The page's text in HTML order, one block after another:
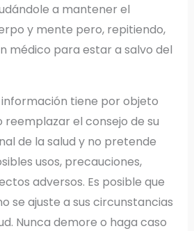
a mantener el
y mente pero, repitiendo,
médico para estar a salvo del
información tiene por objeto
el consejo de su
de la salud y no pretende
usos, precauciones,
adversos. Es posible que
se ajuste a sus circunstancias
Nunca demore o haga caso